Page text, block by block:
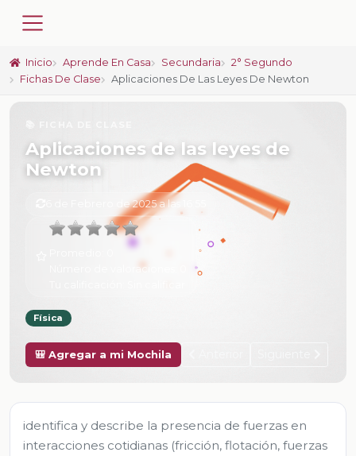
Inicio Aprende En Casa Secundaria
2° Segundo
Fichas De Clase
Aplicaciones De Las Leyes De Newton
Aplicaciones de las leyes de
Newton
6 de Febrero de 2025 a las 16:55
Número de valoraciones:
Física
🎒 Agregar a mi Mochila
identifica y describe la presencia de fuerzas en
interacciones cotidianas (fricción, flotación, fuerzas